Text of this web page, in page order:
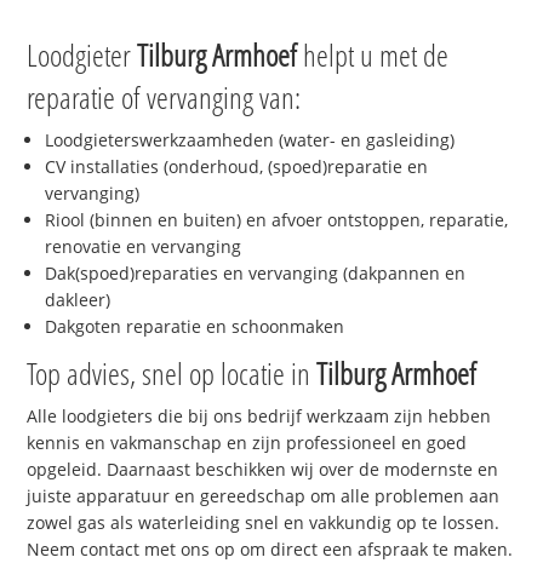
LoodgieterTilburg Armhoefhelpt u met de
reparatie of vervanging van:
Loodgieterswerkzaamheden (water- en gasleiding)
CV installaties (onderhoud, (spoed)reparatie en
vervanging)
Riool (binnen en buiten) en afvoer ontstoppen, reparatie,
renovatie en vervanging
Dak(spoed)reparaties en vervanging (dakpannen en
dakleer)
Dakgoten reparatie en schoonmaken
Top advies, snel op locatie inTilburg Armhoef
Alle loodgieters die bij ons bedrijf werkzaam zijn hebben
kennis en vakmanschap en zijn professioneel en goed
opgeleid. Daarnaast beschikken wij over de modernste en
juiste apparatuur en gereedschap om alle problemen aan
zowel gas als waterleiding snel en vakkundig op te lossen.
Neem contact met ons op om direct een afspraak te maken.